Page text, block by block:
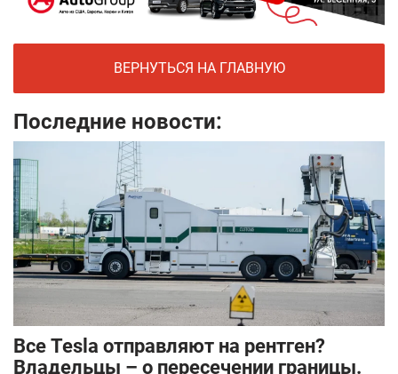
ВЕРНУТЬСЯ НА ГЛАВНУЮ
Последние новости:
Все Tesla отправляют на рентген?
Владельцы – о пересечении границы.